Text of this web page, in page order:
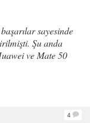
sayesinde
Şu anda
ve Mate 50
4